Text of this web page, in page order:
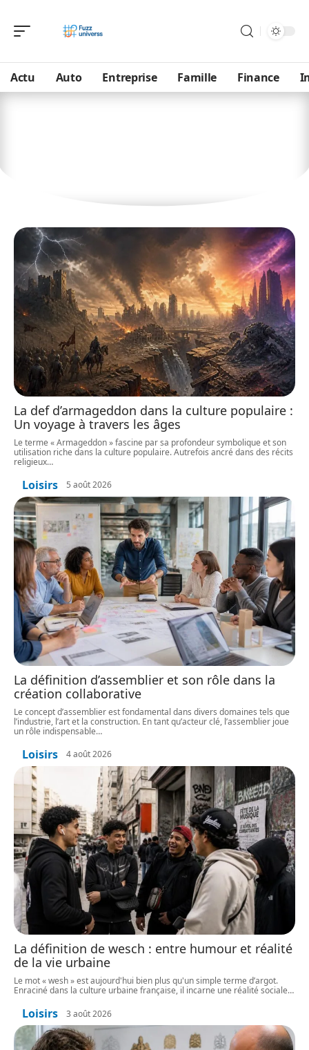
Actu Auto Entreprise Famille Finance
La def d’armageddon dans la culture populaire :
Un voyage à travers les âges
Le terme « Armageddon » fascine par sa profondeur symbolique et son
utilisation riche dans la culture populaire. Autrefois ancré dans des récits
religieux…
Loisirs 5 août 2026
La définition d’assemblier et son rôle dans la
création collaborative
Le concept d’assemblier est fondamental dans divers domaines tels que
l’industrie, l’art et la construction. En tant qu’acteur clé, l’assemblier joue
un rôle indispensable…
Loisirs 4 août 2026
La définition de wesch : entre humour et réalité
de la vie urbaine
Le mot « wesh » est aujourd'hui bien plus qu'un simple terme d’argot.
Enraciné dans la culture urbaine française, il incarne une réalité sociale…
Loisirs 3 août 2026